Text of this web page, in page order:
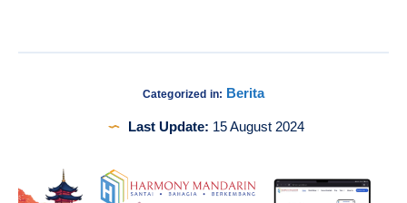
Categorized in: Berita
Last Update: 15 August 2024